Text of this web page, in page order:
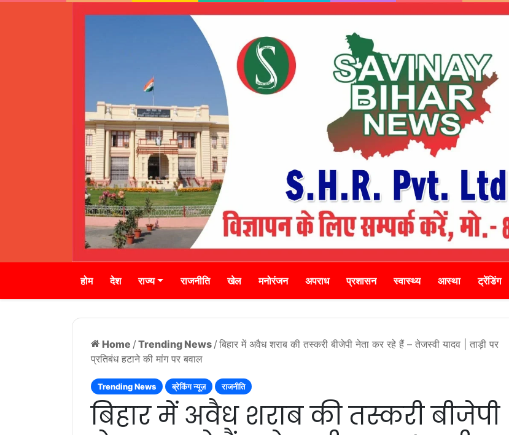
होम देश राज्य राजनीति खेल मनोरंजन अपराध प्रशासन स्वास्थ्य आस्था ट्रेंडिंग
Home / Trending News / बिहार में अवैध शराब की तस्करी बीजेपी नेता कर रहे हैं – तेजस्वी यादव | ताड़ी पर
प्रतिबंध हटाने की मांग पर बवाल
Trending News ब्रेकिंग न्यूज़ राजनीति
बिहार में अवैध शराब की तस्करी बीजेपी